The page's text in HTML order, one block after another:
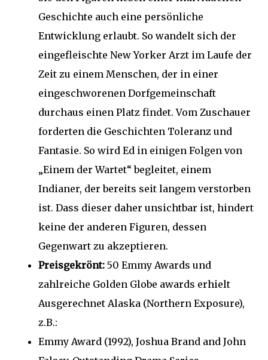
Geschichte auch eine persönliche
Entwicklung erlaubt. So wandelt sich der
eingefleischte New Yorker Arzt im Laufe der
Zeit zu einem Menschen, der in einer
eingeschworenen Dorfgemeinschaft
durchaus einen Platz findet. Vom Zuschauer
forderten die Geschichten Toleranz und
Fantasie. So wird Ed in einigen Folgen von
„Einem der Wartet“ begleitet, einem
Indianer, der bereits seit langem verstorben
ist. Dass dieser daher unsichtbar ist, hindert
keine der anderen Figuren, dessen
Gegenwart zu akzeptieren.
Preisgekrönt: 50 Emmy Awards und
zahlreiche Golden Globe awards erhielt
Ausgerechnet Alaska (Northern Exposure),
z.B.:
Emmy Award (1992), Joshua Brand and John